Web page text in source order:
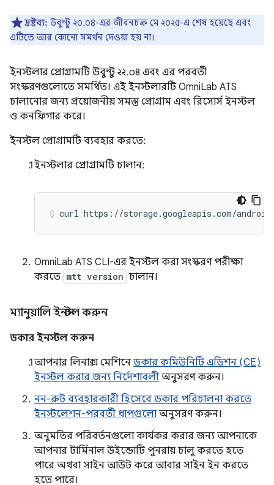
দ্রষ্টব্য: উবুন্টু ২০.০৪-এর জীবনচক্র মে ২০২৫-এ শেষ হয়েছে এবং
এটিতে আর কোনো সমর্থন দেওয়া হয় না।
ইনস্টলার প্রোগ্রামটি উবুন্টু ২২.০৪ এবং এর পরবর্তী
সংস্করণগুলোতে সমর্থিত। এই ইনস্টলারটি OmniLab ATS
চালানোর জন্য প্রয়োজনীয় সমস্ত প্রোগ্রাম এবং রিসোর্স ইনস্টল
ও কনফিগার করে।
ইনস্টল প্রোগ্রামটি ব্যবহার করতে:
ইনস্টলার প্রোগ্রামটি চালান:
OmniLab ATS CLI-এর ইনস্টল করা সংস্করণ পরীক্ষা
করতে mtt version চালান।
ম্যানুয়ালি ইনস্টল করুন
ডকার ইনস্টল করুন
আপনার লিনাক্স মেশিনে ডকার কমিউনিটি এডিশন (CE)
ইনস্টল করার জন্য নির্দেশাবলী অনুসরণ করুন।
নন-রুট ব্যবহারকারী হিসেবে ডকার পরিচালনা করতে
ইনস্টলেশন-পরবর্তী ধাপগুলোঅনুসরণ করুন।
অনুমতির পরিবর্তনগুলো কার্যকর করার জন্য আপনাকে
আপনার টার্মিনাল উইন্ডোটি পুনরায় চালু করতে হতে
পারে অথবা সাইন আউট করে আবার সাইন ইন করতে
হতে পারে।